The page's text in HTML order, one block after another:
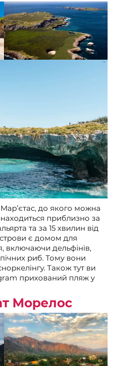
до якого можна
приблизно за
та за 15 хвилин від
є домом для
включаючи дельфінів,
риб. Тому вони
Також тут ви
прихований пляж у
Морелос